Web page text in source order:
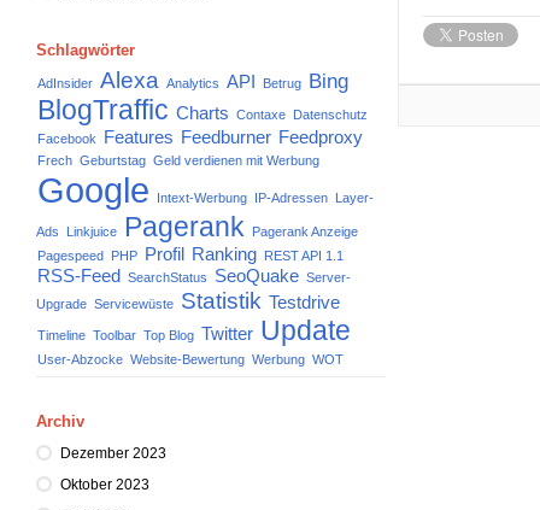
Schlagwörter
AdInsider Alexa Analytics API Betrug Bing
BlogTraffic Charts Contaxe Datenschutz
Facebook
Features Feedburner Feedproxy
Frech Geburtstag Geld verdienen mit Werbung
Google Intext-Werbung IP-Adressen Layer-
Ads Linkjuice Pagerank
Pagerank Anzeige
Pagespeed PHP Profil Ranking REST API 1.1
RSS-Feed SearchStatus SeoQuake Server-
Upgrade Servicewüste Statistik Testdrive
Timeline Toolbar Top Blog Twitter Update
User-Abzocke Website-Bewertung Werbung WOT
Archiv
Dezember 2023
Oktober 2023